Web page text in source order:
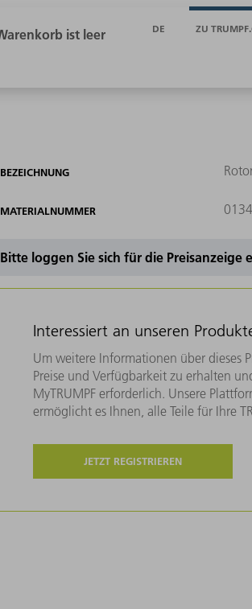
DE ZU
BEZEICHNUNG
MATERIALNUMMER
Bitte loggen Sie sich für die Preisanzeige
Interessiert an unseren
Um weitere Informationen über dieses
Preise und Verfügbarkeit zu erhalten
MyTRUMPF erforderlich. Unsere
ermöglicht es Ihnen, alle Teile für Ihre
JETZT REGISTRIEREN